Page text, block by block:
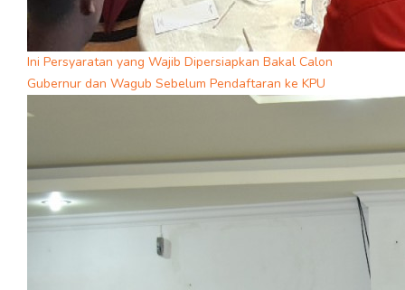
Ini Persyaratan yang Wajib Dipersiapkan Bakal Calon
Gubernur dan Wagub Sebelum Pendaftaran ke KPU